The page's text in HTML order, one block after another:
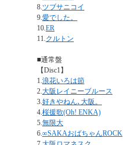
8.ツブサニコイ
9.愛でした。
10.ER
11.クルトン
■通常盤
【Disc1】
1.浪花いろは節
2.大阪レイニーブルース
3.好きやねん､大阪。
4.桜援歌(Oh! ENKA)
5.無限大
6.∞SAKAおばちゃんROCK